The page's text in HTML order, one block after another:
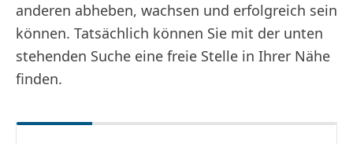
anderen abheben, wachsen und erfolgreich sein
können. Tatsächlich können Sie mit der unten
stehenden Suche eine freie Stelle in Ihrer Nähe
finden.